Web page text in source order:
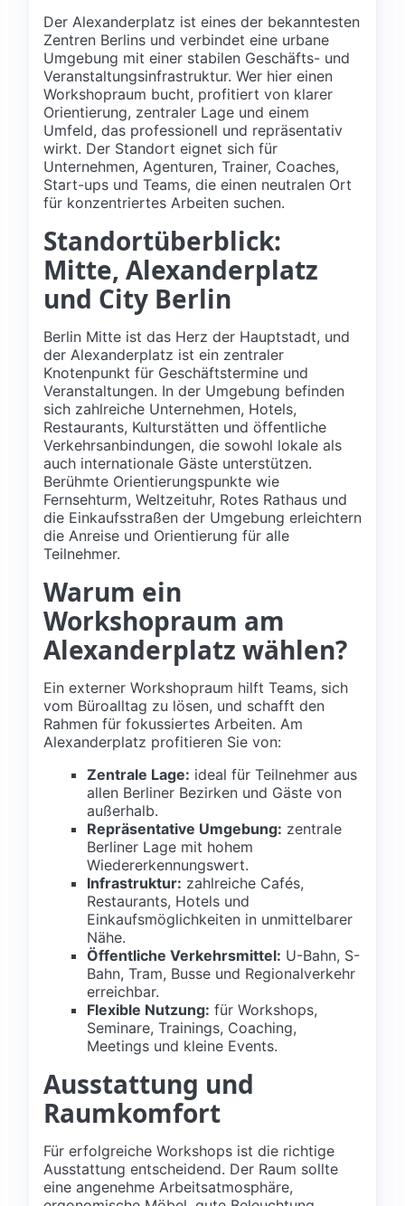
Der Alexanderplatz ist eines der bekanntesten
Zentren Berlins und verbindet eine urbane
Umgebung mit einer stabilen Geschäfts- und
Veranstaltungsinfrastruktur. Wer hier einen
Workshopraum bucht, profitiert von klarer
Orientierung, zentraler Lage und einem
Umfeld, das professionell und repräsentativ
wirkt. Der Standort eignet sich für
Unternehmen, Agenturen, Trainer, Coaches,
Start-ups und Teams, die einen neutralen Ort
für konzentriertes Arbeiten suchen.
Standortüberblick:
Mitte, Alexanderplatz
und City Berlin
Berlin Mitte ist das Herz der Hauptstadt, und
der Alexanderplatz ist ein zentraler
Knotenpunkt für Geschäftstermine und
Veranstaltungen. In der Umgebung befinden
sich zahlreiche Unternehmen, Hotels,
Restaurants, Kulturstätten und öffentliche
Verkehrsanbindungen, die sowohl lokale als
auch internationale Gäste unterstützen.
Berühmte Orientierungspunkte wie
Fernsehturm, Weltzeituhr, Rotes Rathaus und
die Einkaufsstraßen der Umgebung erleichtern
die Anreise und Orientierung für alle
Teilnehmer.
Warum ein
Workshopraum am
Alexanderplatz wählen?
Ein externer Workshopraum hilft Teams, sich
vom Büroalltag zu lösen, und schafft den
Rahmen für fokussiertes Arbeiten. Am
Alexanderplatz profitieren Sie von:
Zentrale Lage: ideal für Teilnehmer aus
allen Berliner Bezirken und Gäste von
außerhalb.
Repräsentative Umgebung: zentrale
Berliner Lage mit hohem
Wiedererkennungswert.
Infrastruktur: zahlreiche Cafés,
Restaurants, Hotels und
Einkaufsmöglichkeiten in unmittelbarer
Nähe.
Öffentliche Verkehrsmittel: U-Bahn, S-
Bahn, Tram, Busse und Regionalverkehr
erreichbar.
Flexible Nutzung: für Workshops,
Seminare, Trainings, Coaching,
Meetings und kleine Events.
Ausstattung und
Raumkomfort
Für erfolgreiche Workshops ist die richtige
Ausstattung entscheidend. Der Raum sollte
eine angenehme Arbeitsatmosphäre,